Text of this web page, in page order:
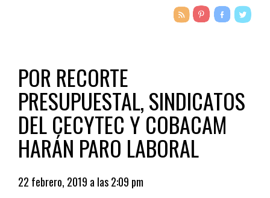
POR RECORTE
PRESUPUESTAL, SINDICATOS
DEL CECYTEC Y COBACAM
HARÁN PARO LABORAL
22 febrero, 2019 a las 2:09 pm